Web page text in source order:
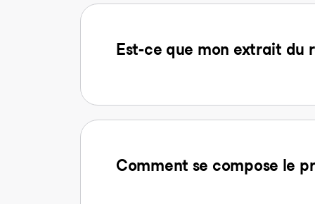
Est-ce que mon extrait du
Comment se compose le